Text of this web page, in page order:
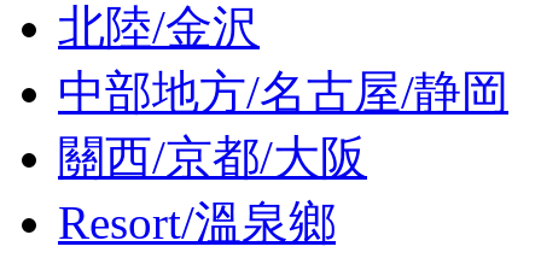
北陸/金沢
中部地方/名古屋/静岡
關西/京都/大阪
Resort/溫泉鄉